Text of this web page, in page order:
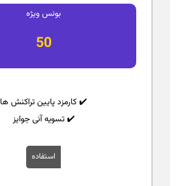
بونس ویژه
50
✔️ کارمزد پایین تراکنش‌ ها
✔️ تسویه آنی جوایز
استفاده